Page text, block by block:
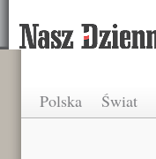
Polska Świat